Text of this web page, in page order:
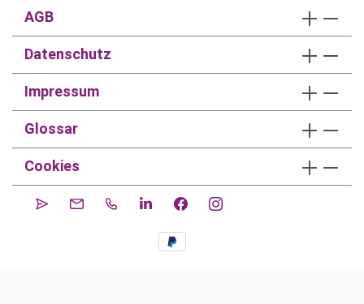
AGB
Datenschutz
Impressum
Glossar
Cookies